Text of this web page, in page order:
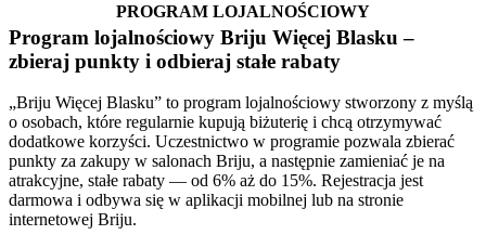
PROGRAM LOJALNOŚCIOWY
Program lojalnościowy Briju Więcej Blasku –
zbieraj punkty i odbieraj stałe rabaty
„Briju Więcej Blasku” to program lojalnościowy stworzony z myślą
o osobach, które regularnie kupują biżuterię i chcą otrzymywać
dodatkowe korzyści. Uczestnictwo w programie pozwala zbierać
punkty za zakupy w salonach Briju, a następnie zamieniać je na
atrakcyjne, stałe rabaty — od 6% aż do 15%. Rejestracja jest
darmowa i odbywa się w aplikacji mobilnej lub na stronie
internetowej Briju.